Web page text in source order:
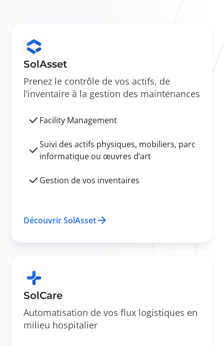
SolAsset
Prenez le contrôle de vos actifs, de
l’inventaire à la gestion des maintenances
Facility Management
Suivi des actifs physiques, mobiliers, parc
informatique ou œuvres d’art
Gestion de vos inventaires
Découvrir SolAsset
SolCare
Automatisation de vos flux logistiques en
milieu hospitalier